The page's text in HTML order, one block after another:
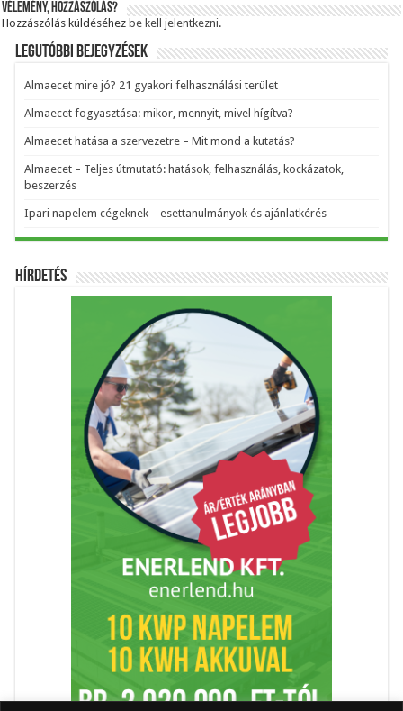
Vélemény, hozzászólás?
Hozzászólás küldéséhez be kell jelentkezni.
Legutóbbi bejegyzések
Almaecet mire jó? 21 gyakori felhasználási terület
Almaecet fogyasztása: mikor, mennyit, mivel hígítva?
Almaecet hatása a szervezetre – Mit mond a kutatás?
Almaecet – Teljes útmutató: hatások, felhasználás, kockázatok,
beszerzés
Ipari napelem cégeknek – esettanulmányok és ajánlatkérés
Hírdetés